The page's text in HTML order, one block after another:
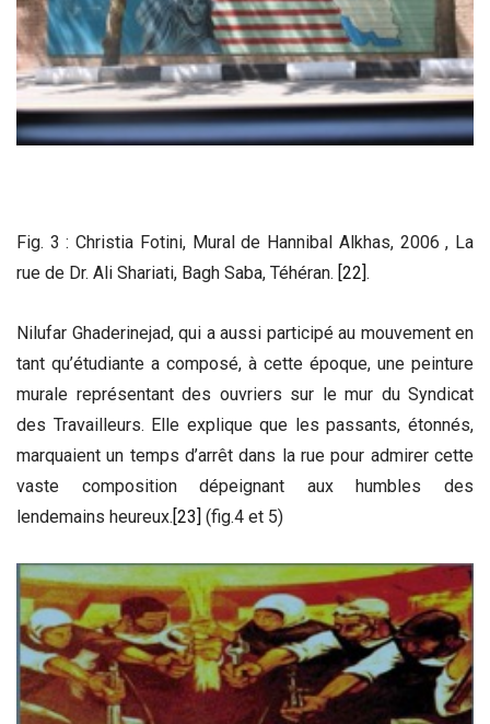
Fig. 3 : Christia Fotini, Mural de Hannibal Alkhas, 2006 , La
rue de Dr. Ali Shariati, Bagh Saba, Téhéran. [22] .
Nilufar Ghaderinejad, qui a aussi participé au mouvement en
tant qu’étudiante a composé, à cette époque, une peinture
murale représentant des ouvriers sur le mur du Syndicat
des Travailleurs. Elle explique que les passants, étonnés,
marquaient un temps d’arrêt dans la rue pour admirer cette
vaste composition dépeignant aux humbles des
lendemains heureux. [23] (fig.4 et 5)